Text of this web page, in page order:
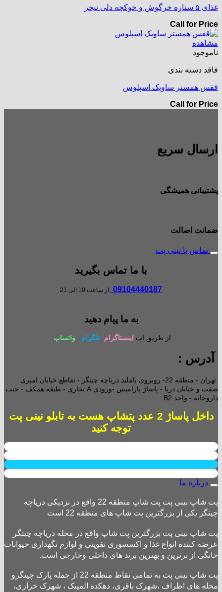
غذای ۵ ستاره خرگوش و خوکچه دلی نیچر
Call for Price
مشاهده
ناموجود
فاقد دسته بندی
قفس همستر ساویک اسپلوس
Call for Price
ارسال سریع
پشتیبانی همیشگی
ضمانت اصالت
تماس با نینی پت
با ما تماس بگیرید
09104440187 از ساعت 10 الی 21
به ما پیام دهید
از طریق اپ اینستاگرام تلگرام واتساپ
آدرس :
تهران - منطقه 22- روبروی باملند دریاچه چیتگر - تقاطع خیابان امیری
صفت و خیابان دریا - پاساژ پارامیس -ورودی A تجاری -
طبقه همکف - جنب
داروخانه - واحد B2
داخل پاساژ 2 عدد پتشاپ هست به تابلو نینی پت
توجه کنید
درباره ما
پت شاپ نینی پت پت شاپ منطقه 22 واقع در نزدیکی دریاچه
چیتگر یکی از بزرگترین پت شاپ های منطقه 22 است
پت شاپ نینی پت بزرگترین پت شاپ واقع در محله دریاچه چیتگر
عرضه کننده انواع غذا و اکسسوری تقویتی و لوازم نگهداری حیوانات
خانگی از برترین و بهترین برند های داخلی وخارجی است.
پت شاپ نینی پت به تمامی نقاط منطقه 22 از جمله پارک چیتگرو
محله های اطراف ،شهرک باقری، دهکده المپیک ، شهرک خرازی،